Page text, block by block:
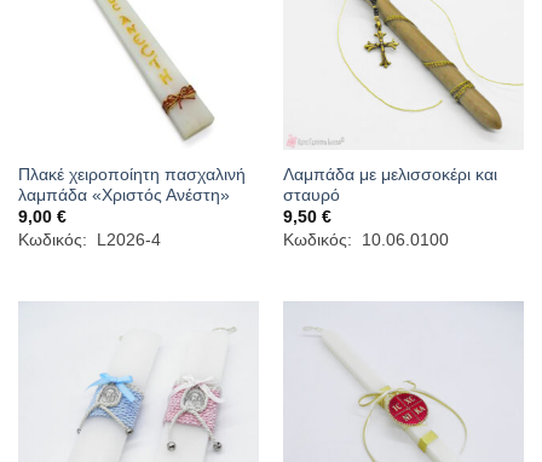
Πλακέ χειροποίητη πασχαλινή
λαμπάδα «Χριστός Ανέστη»
9,00 €
Κωδικός: L2026-4
Λαμπάδα με μελισσοκέρι και
σταυρό
9,50 €
Κωδικός: 10.06.0100